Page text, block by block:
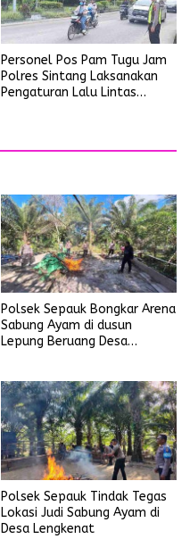
Personel Pos Pam Tugu Jam
Polres Sintang Laksanakan
Pengaturan Lalu Lintas
Polsek Sepauk Bongkar Arena
Sabung Ayam di dusun
Lepung Beruang Desa
Polsek Sepauk Tindak Tegas
Lokasi Judi Sabung Ayam di
Desa Lengkenat